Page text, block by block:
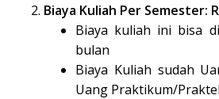
Biaya Kuliah Per Semester:
Biaya kuliah ini bisa
bulan
Biaya Kuliah sudah
Uang Praktikum/